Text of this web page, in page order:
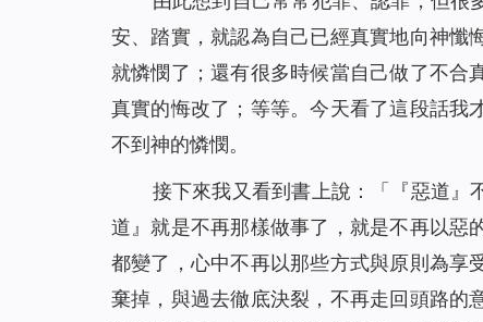
安、踏實，就認為自己已經真實地向神懺
就憐憫了；還有很多時候當自己做了不合
真實的悔改了；等等。今天看了這段話我
不到神的憐憫。
接下來我又看到書上說：「『惡道』
道』就是不再那樣做事了，就是不再以惡
都變了，心中不再以那些方式與原則為享
棄掉，與過去徹底決裂，不再走回頭路的